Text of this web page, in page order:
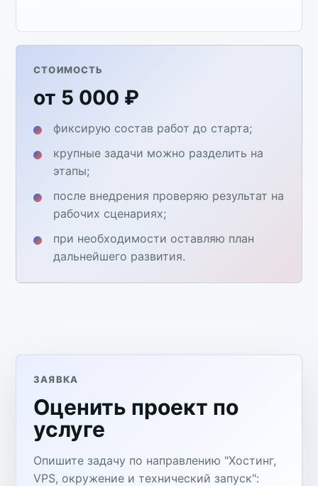
СТОИМОСТЬ
от 5 000 ₽
фиксирую состав работ до старта;
крупные задачи можно разделить на
этапы;
после внедрения проверяю результат на
рабочих сценариях;
при необходимости оставляю план
дальнейшего развития.
ЗАЯВКА
Оценить проект по
услуге
Опишите задачу по направлению "Хостинг,
VPS, окружение и технический запуск":